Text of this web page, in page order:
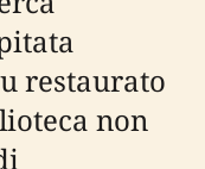
restaurato
non